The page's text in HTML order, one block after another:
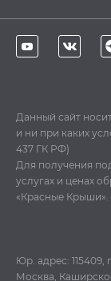
Данный сайт
и ни при каких
437 ГК РФ)
Для получения
услугах и ценах
«Красные Крыши».
Юр. адрес: 115409,
Москва,